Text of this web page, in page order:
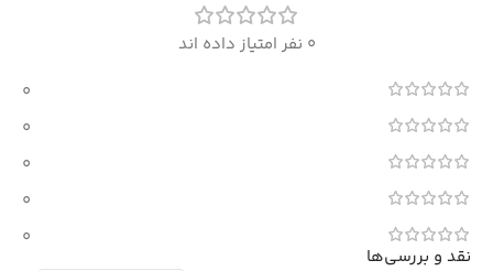
0 نفر امتیاز داده اند
0
0
0
0
0
نقد و بررسی‌ها